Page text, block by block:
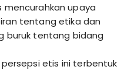
mencurahkan upaya
tentang etika dan
buruk tentang bidang
etis ini terbentuk